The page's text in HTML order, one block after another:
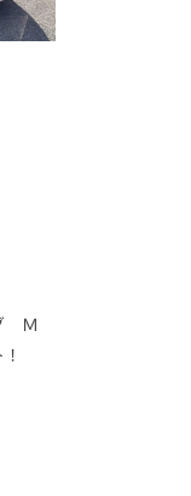
Ｍ